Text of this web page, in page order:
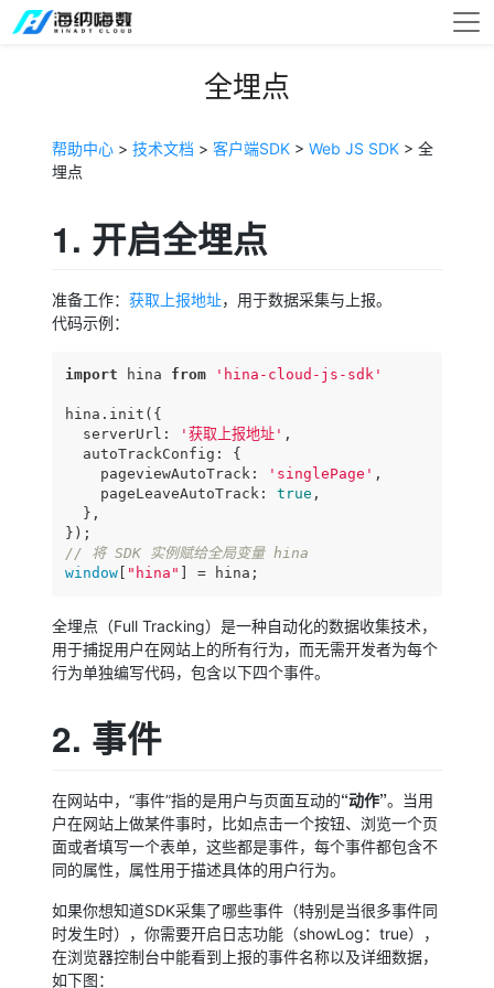
全埋点
帮助中心 >技术文档 >客户端SDK >Web JS SDK > 全
埋点
1. 开启全埋点
准备工作：获取上报地址，用于数据采集与上报。
代码示例：
import hina from 'hina-cloud-js-sdk'
hina.init({
serverUrl : '获取上报地址' ,
autoTrackConfig : {
pageviewAutoTrack : 'singlePage' ,
pageLeaveAutoTrack : true ,
  },
// 将 SDK 实例赋给全局变量 hina
window
"hina" ] = hina;
全埋点（Full Tracking）是一种自动化的数据收集技术，
用于捕捉用户在网站上的所有行为，而无需开发者为每个
行为单独编写代码，包含以下四个事件。
2. 事件
在网站中，“事件”指的是用户与页面互动的“动作”。当用
户在网站上做某件事时，比如点击一个按钮、浏览一个页
面或者填写一个表单，这些都是事件，每个事件都包含不
同的属性，属性用于描述具体的用户行为。
如果你想知道SDK采集了哪些事件（特别是当很多事件同
时发生时），你需要开启日志功能（showLog：true），
在浏览器控制台中能看到上报的事件名称以及详细数据，
如下图：